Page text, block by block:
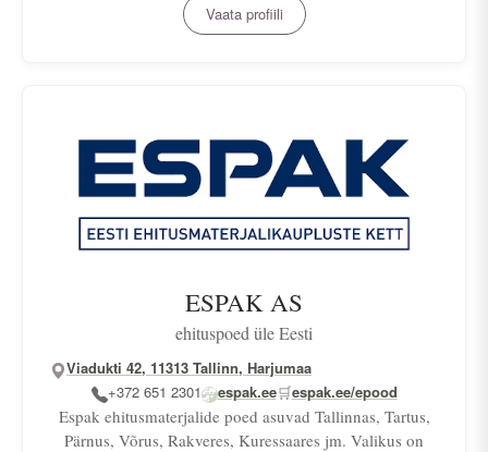
Vaata profiili
ESPAK AS
ehituspoed üle Eesti
Viadukti 42, 11313 Tallinn, Harjumaa
+372 651 2301
espak.ee🛒espak.ee/epood
Espak ehitusmaterjalide poed asuvad Tallinnas, Tartus,
Pärnus, Võrus, Rakveres, Kuressaares jm. Valikus on